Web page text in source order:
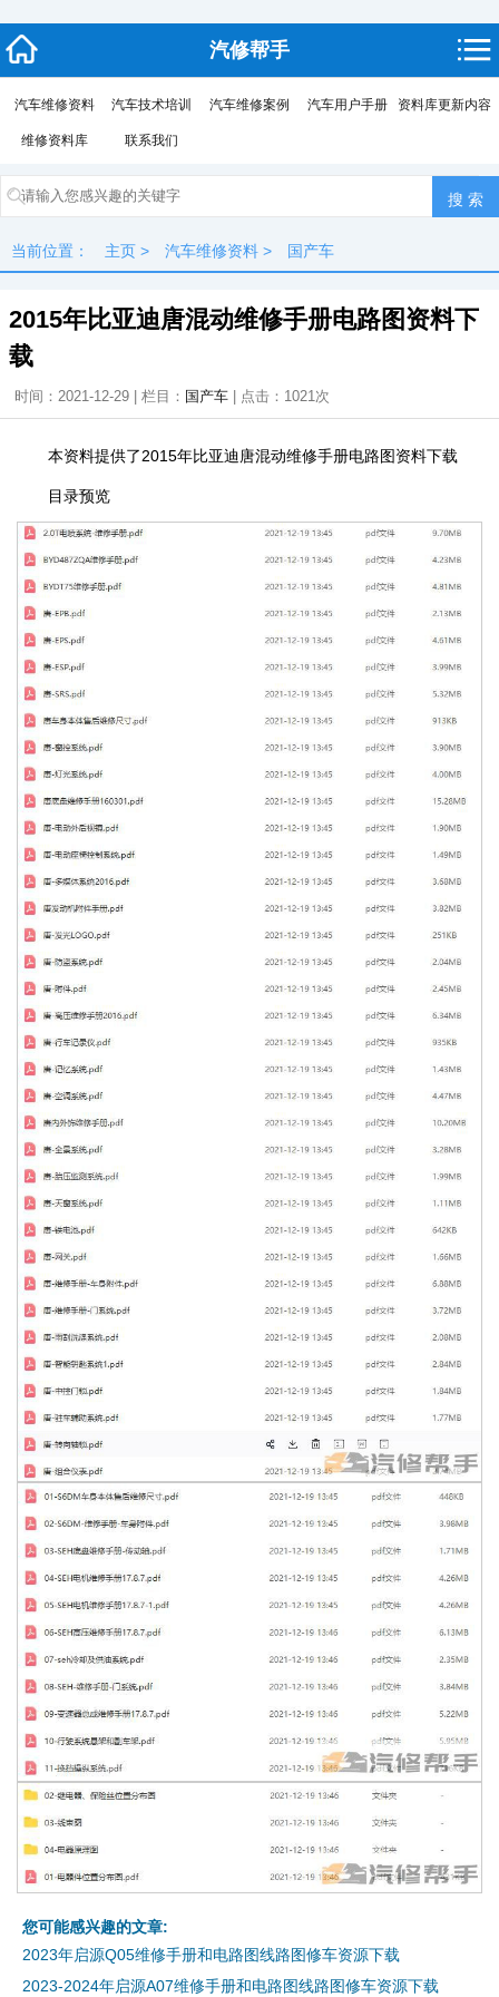
汽修帮手
汽车维修资料 汽车技术培训 汽车维修案例 汽车用户手册 资料库更新内容
维修资料库 联系我们
当前位置： 主页 > 汽车维修资料 > 国产车
2015年比亚迪唐混动维修手册电路图资料下
载
时间：2021-12-29 | 栏目： 国产车 | 点击： 1021次
本资料提供了2015年比亚迪唐混动维修手册电路图资料下载
目录预览
您可能感兴趣的文章:
2023年启源Q05维修手册和电路图线路图修车资源下载
2023-2024年启源A07维修手册和电路图线路图修车资源下载